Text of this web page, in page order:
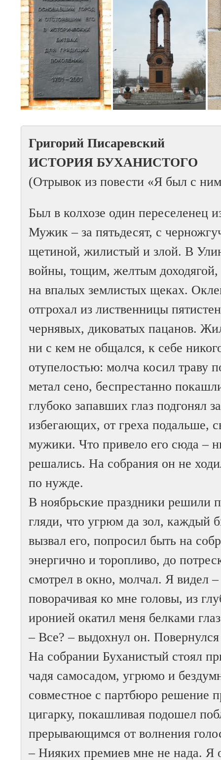
Григорий Писаревский
ИСТОРИЯ БУХАНИСТОГО
(Отрывок из повести «Я был с
Был в колхозе один переселенец
Мужик – за пятьдесят, с
щетиной, жилистый и злой. В
войны, тощим, желтым
на впалых землистых щеках.
отгрохал из лиственницы
чернявых, диковатых пацанов.
ни с кем не общался, к себе
отупелостью: молча косил траву
метал сено, беспрестанно
глубоко запавших глаз подгонял
избегающих, от греха подальше,
мужики. Что привело его сюда –
решались. На собрания он не
по нужде.
В ноябрьские праздники решили
гляди, что угрюм да зол, каждый
вызвал его, попросил быть на
энергично и торопливо, до
смотрел в окно, молчал. Я видел
поворачивая ко мне головы, из
иронией окатил меня белками
– Все? – выдохнул он.
На собрании Буханистый стоял
чадя самосадом, угрюмо и
совместное с партбюро решение
цигарку, покашливая подошел
прерывающимся от волнения
– Нияких премиев мне не нада. Я